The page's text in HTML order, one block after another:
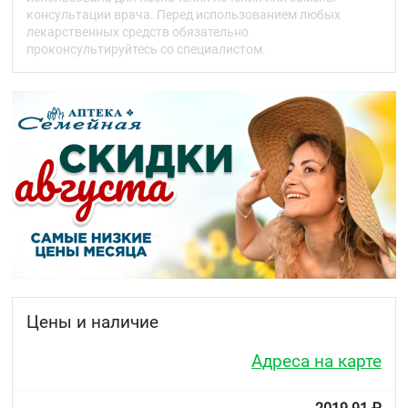
Механизм местного антиандрогенного действия
обусловлен ингибированием синтеза
дигидротестостерона из тестостерона (за счёт
угнетения фермента 5-альфа-редуктазы I и II типов)
и его фиксации к цитозольным рецепторам клеток
простаты, что препятствует проникновению
гормона в ядро. В результате этого уменьшается
синтез белка.
Механизм местного противовоспалительного
действия обусловлен тем, что экстракт плодов
пальмы ползучей (Serenoa repens) ингибирует
активность фосфолипазы А2, 5-липоксигеназы и
высвобождение арахидоновой кислоты, тем
самым уменьшает синтез простагландинов и
лейкотриенов, которые являются медиаторами
воспаления. Простамол® Уно уменьшает
проницаемость капилляров и сосудистый стаз,
уменьшает отечность и воспалительный процесс в
пузыря и мочевыводящего канала, улучшая
консультации врача. Перед использованием любых
лекарственных средств обязательно
проконсультируйтесь со специалистом.
Цены и наличие
Адреса на карте